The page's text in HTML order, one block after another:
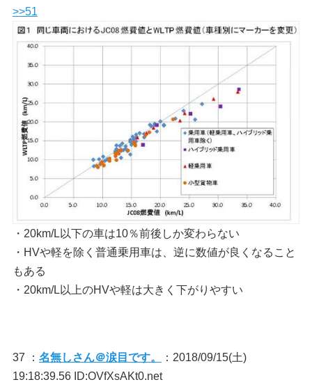
>>51
・20km/L以下の車は10％前後しか変わらない
・HVや軽を除く普通乗用車は、逆に数値が良くなること
もある
・20km/L以上のHVや軽は大きく下がりやすい
37 ： 名無しさん＠涙目です。
：2018/09/15(土)
19:18:39.56 ID:OVfXsAKt0.net